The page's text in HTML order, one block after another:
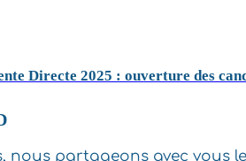
Directe 2025 : ouverture des
nous partageons avec vous